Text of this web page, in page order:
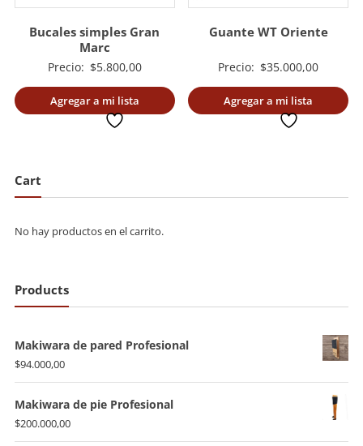
Bucales simples Gran
Marc
Precio: $5.800,00
Agregar a mi lista
Guante WT Oriente
Precio: $35.000,00
Agregar a mi lista
Cart
No hay productos en el carrito.
Products
Makiwara de pared Profesional
$94.000,00
Makiwara de pie Profesional
$200.000,00